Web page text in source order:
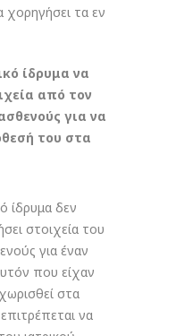
χορηγήσει τα εν
ίδρυμα να
από τον
για να
του στα
ίδρυμα δεν
στοιχεία του
για έναν
που είχαν
στα
να